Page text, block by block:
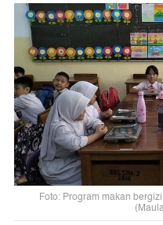
Foto: Program makan